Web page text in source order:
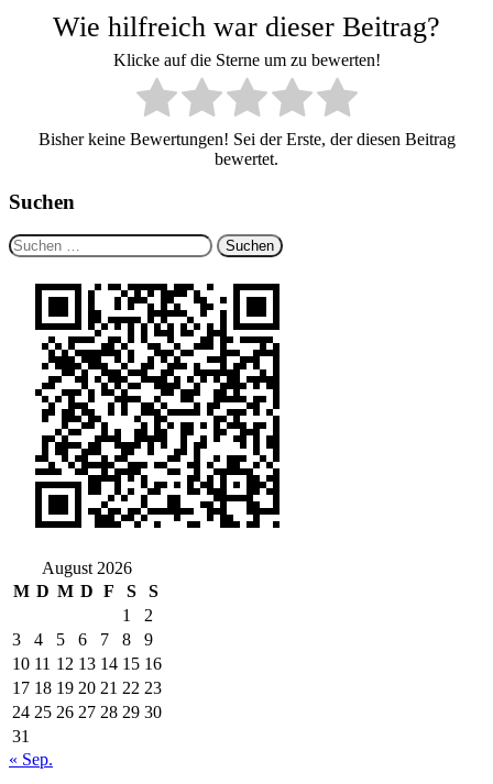
Wie hilfreich war dieser Beitrag?
Klicke auf die Sterne um zu bewerten!
Bisher keine Bewertungen! Sei der Erste, der diesen Beitrag
bewertet.
Suchen
Suchen
nach:
August 2026
M D M D F S
S
1
2
3
4 5 6 7 8
9
10 11 12 13 14 15 16
17 18 19 20 21 22 23
24 25 26 27 28 29 30
31
« Sep.